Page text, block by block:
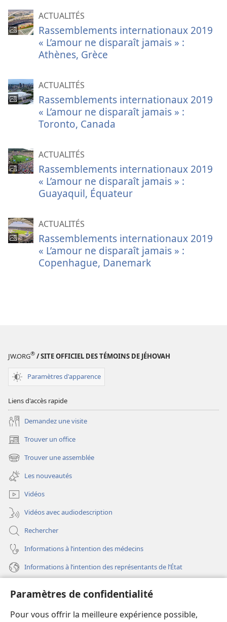
Paramètres de confidentialité
Pour vous offrir la meilleure expérience possible,
ACTUALITÉS
Rassemblements internationaux 2019
« L’amour ne disparaît jamais » :
Athènes, Grèce
ACTUALITÉS
Rassemblements internationaux 2019
« L’amour ne disparaît jamais » :
Toronto, Canada
ACTUALITÉS
Rassemblements internationaux 2019
« L’amour ne disparaît jamais » :
Guayaquil, Équateur
ACTUALITÉS
Rassemblements internationaux 2019
« L’amour ne disparaît jamais » :
Copenhague, Danemark
JW.ORG® / SITE OFFICIEL DES TÉMOINS DE JÉHOVAH
Paramètres d'apparence
Liens d'accès rapide
Demandez une visite
Trouver un office
(ouvre
une
nouvelle
fenêtre)
Trouver une assemblée
(ouvre
une
nouvelle
fenêtre)
Les nouveautés
Vidéos
Vidéos avec audiodescription
Rechercher
Informations à l’intention des médecins
Informations à l’intention des représentants de l’État
(ouvre